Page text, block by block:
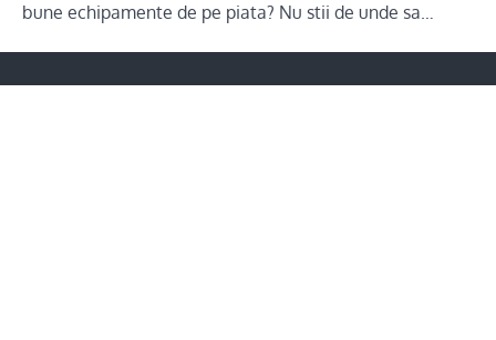
bune echipamente de pe piata? Nu stii de unde sa…